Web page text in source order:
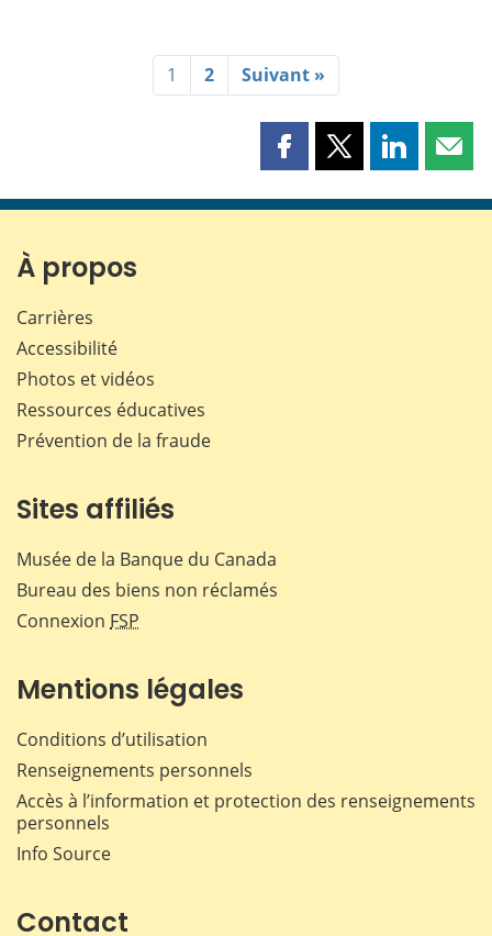
1 2 Suivant »
Partager
page
Partager
page
Partager
page page
À propos
Carrières
Accessibilité
Photos et vidéos
Ressources éducatives
Prévention de la fraude
Sites affiliés
Musée de la Banque du Canada
Bureau des biens non réclamés
Connexion FSP
Mentions légales
Conditions d’utilisation
Renseignements personnels
Accès à l’information et protection des renseignements
personnels
Info Source
Contact